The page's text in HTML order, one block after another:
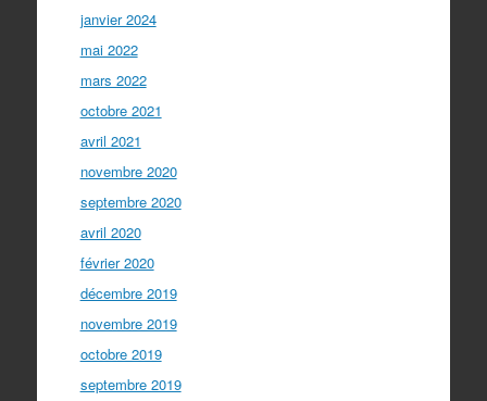
janvier 2024
mai 2022
mars 2022
octobre 2021
avril 2021
novembre 2020
septembre 2020
avril 2020
février 2020
décembre 2019
novembre 2019
octobre 2019
septembre 2019